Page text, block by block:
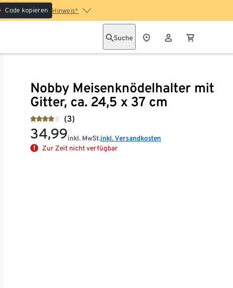
Code kopieren Hinweis*
Suche
Nobby Meisenknödelhalter mit
Gitter, ca. 24,5 x 37 cm
(3)
34,99inkl. MwSt.inkl. Versandkosten
Zur Zeit nicht verfügbar